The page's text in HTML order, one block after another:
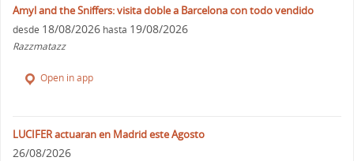
Amyl and the Sniffers: visita doble a Barcelona con todo vendido
desde 18/08/2026 hasta 19/08/2026
Razzmatazz
Open in app
LUCIFER actuaran en Madrid este Agosto
26/08/2026